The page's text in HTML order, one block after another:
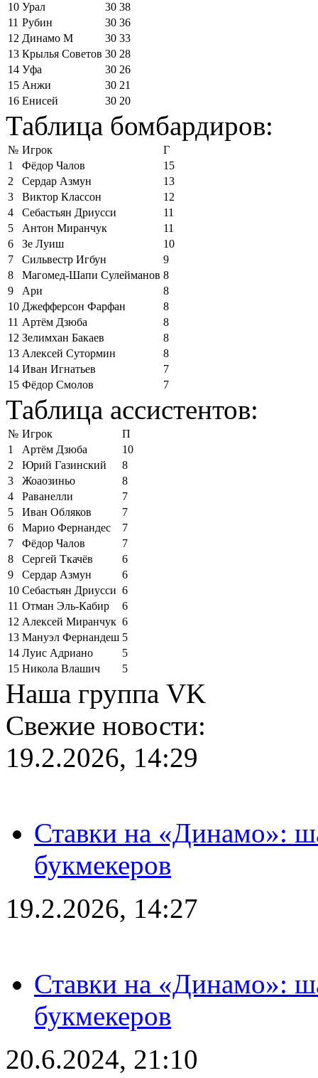
10 Урал 30 38
11 Рубин 30 36
12 Динамо М 30 33
13 Крылья Советов 30 28
14 Уфа 30 26
15 Анжи 30 21
16 Енисей 30 20
Таблица бомбардиров:
№ Игрок
Г
1
Фёдор Чалов
15
2
Сердар Азмун
13
3
Виктор Классон
12
4
Себастьян Дриусси
11
5
Антон Миранчук
11
6
Зе Луиш
10
7
Сильвестр Игбун
9
8
Магомед-Шапи Сулейманов 8
9
Ари
8
10 Джефферсон Фарфан
8
11 Артём Дзюба
8
12 Зелимхан Бакаев
8
13 Алексей Сутормин
8
14 Иван Игнатьев
7
15 Фёдор Смолов 7
Таблица ассистентов:
№ Игрок
П
1
Артём Дзюба
10
2
Юрий Газинский
8
3
Жоаозиньо
8
4
Раванелли
7
5
Иван Обляков
7
6
Марио Фернандес
7
7
Фёдор Чалов
7
8
Сергей Ткачёв
6
9
Сердар Азмун
6
10 Себастьян Дриусси 6
11 Отман Эль-Кабир
6
12 Алексей Миранчук 6
13 Мануэл Фернандеш 5
14 Луис Адриано
5
15 Никола Влашич 5
Наша группа VK
Свежие новости:
19.2.2026, 14:29
Ставки на «Динамо»:
букмекеров
19.2.2026, 14:27
Ставки на «Динамо»:
букмекеров
20.6.2024, 21:10